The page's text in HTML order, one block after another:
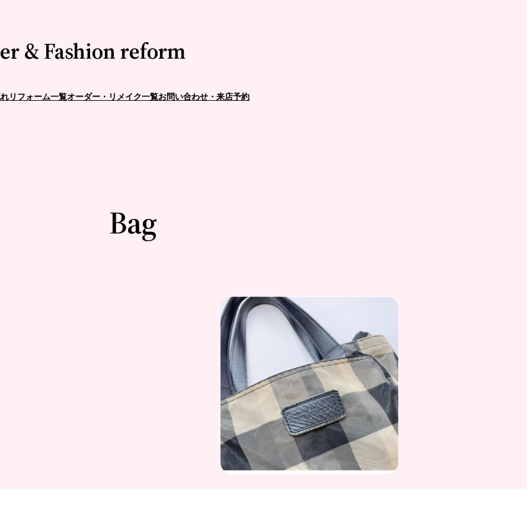
& Fashion reform
リフォーム一覧オーダー・リメイク一覧お問い合わせ・来店予約
Bag